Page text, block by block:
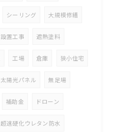
シーリング 大規模修繕
設置工事 遮熱塗料
工場 倉庫 狭小住宅
太陽光パネル 無足場
補助金 ドローン
超速硬化ウレタン防水